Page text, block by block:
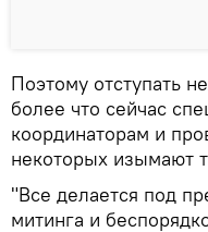
Поэтому отступать
более что сейчас
координаторам и
некоторых изымают
"Все делается под
митинга и